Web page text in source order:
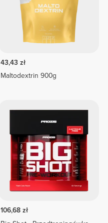
43,43 zł
Maltodextrin 900g
106,68 zł